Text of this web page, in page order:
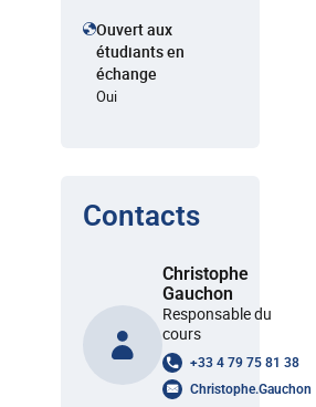
Ouvert aux
étudiants en
échange
Oui
Contacts
Christophe
Gauchon
Responsable du
cours
+33 4 79 75 81 38
Christophe.Gauchon